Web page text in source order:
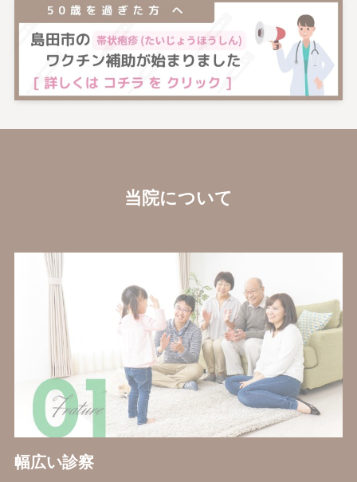
当院について
幅広い診察